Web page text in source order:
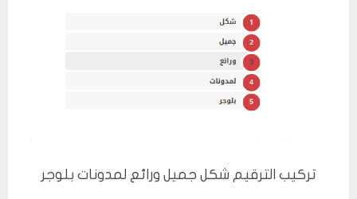
تركيب الترقيم شكل جميل ورائع لمدونات بلوجر